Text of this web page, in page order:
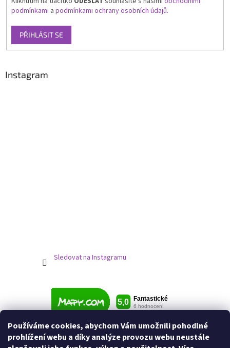
Používáme cookies, abychom Vám umožnili pohodlné
prohlížení webu a díky analýze provozu webu neustále
podmínkami a podmínkami ochrany osobních údajů.
PŘIHLÁSIT SE
Instagram
Sledovat na Instagramu